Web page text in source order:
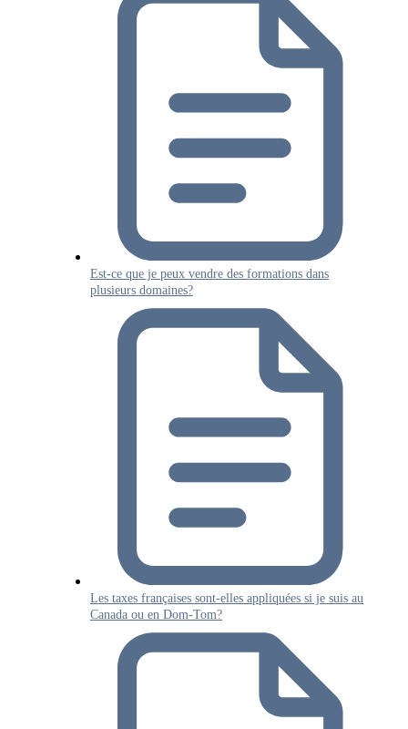
Est-ce que je peux vendre des formations dans
plusieurs domaines?
Les taxes françaises sont-elles appliquées si je suis au
Canada ou en Dom-Tom?